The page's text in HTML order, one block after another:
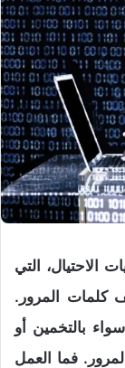
الاحتيال، التي
كلمات المرور.
بالتخمين أو
فما العمل